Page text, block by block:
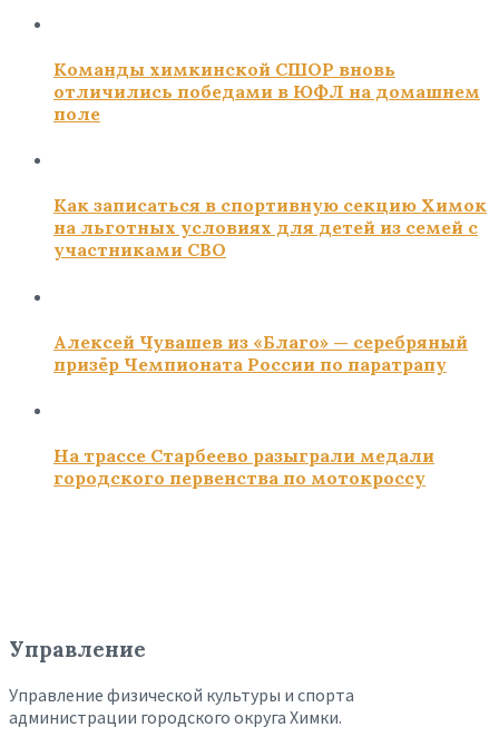
Команды химкинской СШОР вновь
отличились победами в ЮФЛ на домашнем
поле
Как записаться в спортивную секцию Химок
на льготных условиях для детей из семей с
участниками СВО
Алексей Чувашев из «Благо» — серебряный
призёр Чемпионата России по паратрапу
На трассе Старбеево разыграли медали
городского первенства по мотокроссу
Управление
Управление физической культуры и спорта
администрации городского округа Химки.